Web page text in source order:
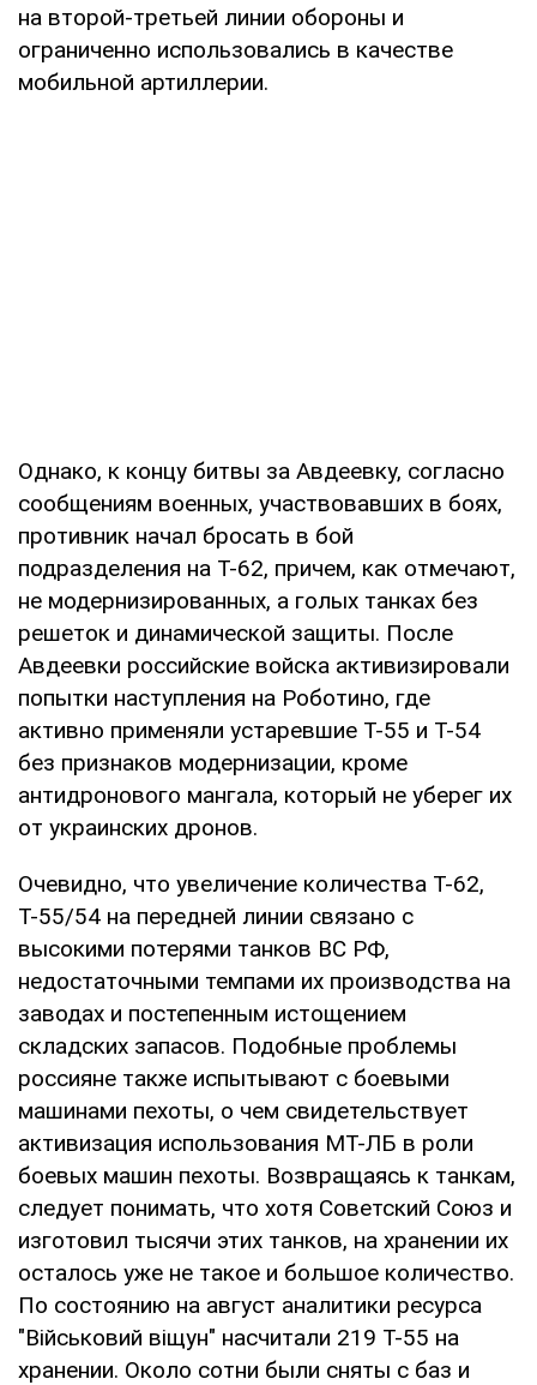
на второй-третьей линии обороны и
ограниченно использовались в качестве
мобильной артиллерии.
Однако, к концу битвы за Авдеевку, согласно
сообщениям военных, участвовавших в боях,
противник начал бросать в бой
подразделения на Т-62, причем, как отмечают,
не модернизированных, а голых танках без
решеток и динамической защиты. После
Авдеевки российские войска активизировали
попытки наступления на Роботино, где
активно применяли устаревшие Т-55 и Т-54
без признаков модернизации, кроме
антидронового мангала, который не уберег их
от украинских дронов.
Очевидно, что увеличение количества Т-62,
Т-55/54 на передней линии связано с
высокими потерями танков ВС РФ,
недостаточными темпами их производства на
заводах и постепенным истощением
складских запасов. Подобные проблемы
россияне также испытывают с боевыми
машинами пехоты, о чем свидетельствует
активизация использования МТ-ЛБ в роли
боевых машин пехоты. Возвращаясь к танкам,
следует понимать, что хотя Советский Союз и
изготовил тысячи этих танков, на хранении их
осталось уже не такое и большое количество.
По состоянию на август аналитики ресурса
"Військовий віщун" насчитали 219 Т-55 на
хранении. Около сотни были сняты с баз и